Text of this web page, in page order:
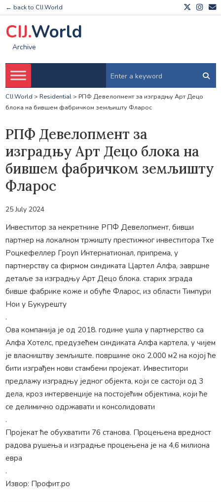
← back to CIJ.World
CIJ.World
Archive
CIJ.World > Residential> РПФ Девелопмент за изградњу Арт Децо
блока на бившем фабричком земљишту Фларос
РПФ Девелопмент за
изградњу Арт Децо блока на
бившем фабричком земљишту
Фларос
25 July 2024
Инвеститор за некретнине РПФ Девелопмент, бивши
партнер на локалном тржишту престижног инвеститора Тхе
Роцкефеллер Гроуп Интернатионал, припрема, у
партнерству са фирмом синдиката Цартел Алфа, завршне
детаље за изградњу Арт Децо блока. старих зграда
бивше фабрике коже и обуће Фларос, из области Тимпури
Нои у Букурешту
.
Ова компанија је од 2018. године ушла у партнерство са
Алфа Хотелс, предузећем синдиката Алфа картела, у чијем
је власништву земљиште. површине око 2.000 м2 на којој ће
бити изграђен нови стамбени пројекат. Инвеститори
предлажу изградњу једног објекта, који се састоји од 3
дела, кроз интервенције на постојећим објектима, који ће
се делимично одржавати и консолидовати
.
Пројекат ће обухватити 76 станова. Процењена вредност
радова рушења и изградње процењена је на 4,6 милиона
евра
.
Извор: Профит.ро